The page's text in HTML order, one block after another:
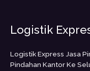
Logistik
Logistik Express Jasa
Pindahan Kantor Ke